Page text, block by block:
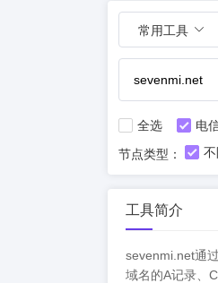
常用工具
全选 电
节点类型：
工具简介
sevenmi.net通
域名的A记录、